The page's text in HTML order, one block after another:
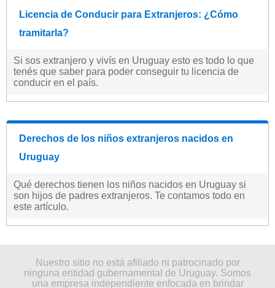
Licencia de Conducir para Extranjeros: ¿Cómo
tramitarla?
Si sos extranjero y vivís en Uruguay esto es todo lo que
tenés que saber para poder conseguir tu licencia de
conducir en el país.
Derechos de los niños extranjeros nacidos en
Uruguay
Qué derechos tienen los niños nacidos en Uruguay si
son hijos de padres extranjeros. Te contamos todo en
este artículo.
Nuestro sitio no está afiliado ni patrocinado por
ninguna entidad gubernamental de Uruguay. Somos
una empresa independiente enfocada en brindar